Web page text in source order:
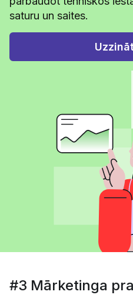
saturu un saites.
#3 Mārketinga